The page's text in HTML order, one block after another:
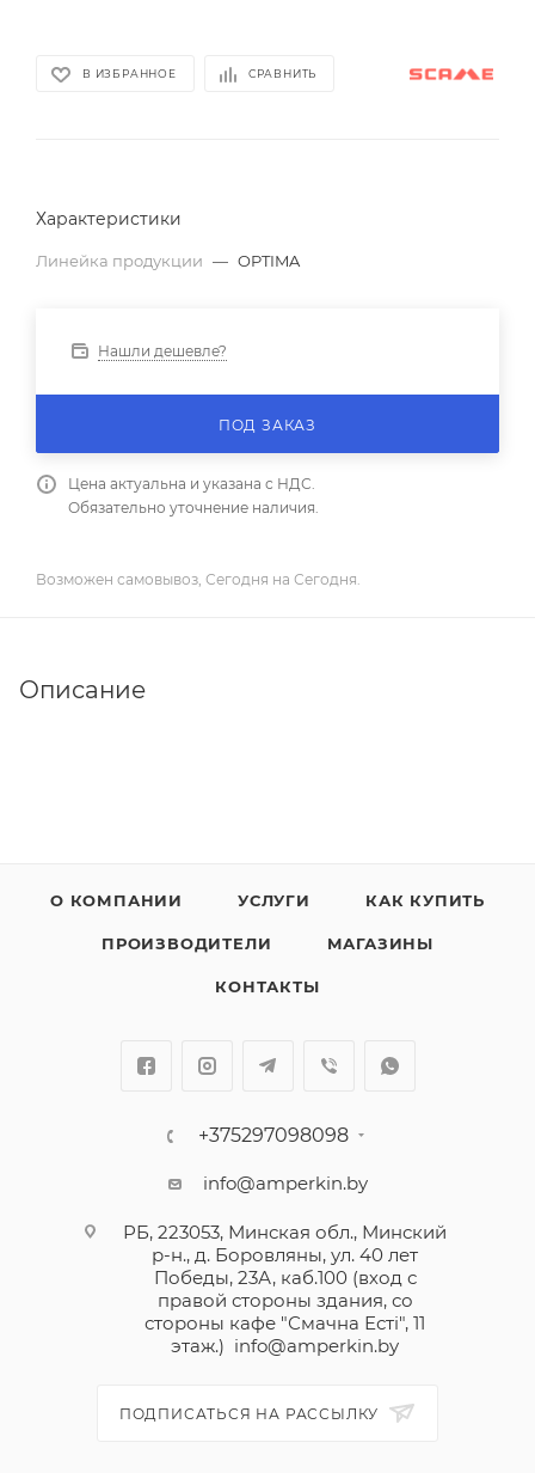
В ИЗБРАННОЕ СРАВНИТЬ
Характеристики
Линейка продукции — OPTIMA
Нашли дешевле?
ПОД ЗАКАЗ
Цена актуальна и указана с НДС.
Обязательно уточнение наличия.
Возможен самовывоз, Сегодня на Сегодня.
Описание
О КОМПАНИИ УСЛУГИ КАК КУПИТЬ
ПРОИЗВОДИТЕЛИ МАГАЗИНЫ
КОНТАКТЫ
+375297098098
info@amperkin.by
РБ, 223053, Минская обл., Минский
р-н., д. Боровляны, ул. 40 лет
Победы, 23А, каб.100 (вход с
правой стороны здания, со
стороны кафе "Смачна Естi", 11
этаж.) info@amperkin.by
ПОДПИСАТЬСЯ НА РАССЫЛКУ